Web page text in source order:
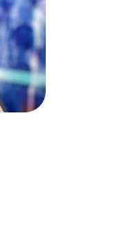
dies zulässt)